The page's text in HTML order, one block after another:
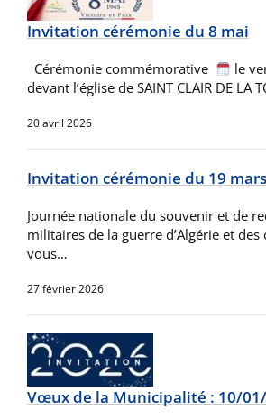
Invitation cérémonie du 8 mai
Cérémonie commémorative le
devant l’église de SAINT CLAIR DE LA
20 avril 2026
Invitation cérémonie du 19 mars
Journée nationale du souvenir et de
militaires de la guerre d’Algérie et
vous…
27 février 2026
Vœux de la Municipalité : 10/